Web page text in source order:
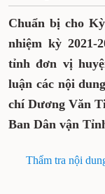
Chuẩn bị cho
nhiệm kỳ 2021-
tỉnh đơn vị
luận các nội
chí Dương Văn
Ban Dân vận
Thẩm tra nội